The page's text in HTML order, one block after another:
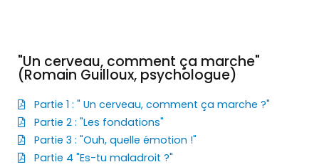
"Un cerveau, comment ça marche"
(Romain Guilloux, psychologue)
Partie 1 : " Un cerveau, comment ça marche ?"
Partie 2 : "Les fondations"
Partie 3 : "Ouh, quelle émotion !"
Partie 4 "Es-tu maladroit ?"